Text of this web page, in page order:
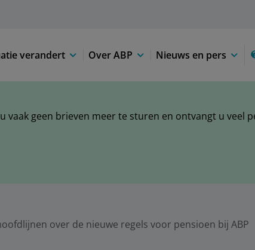
verandert Over ABP Nieuws en pers
vaak geen brieven meer te sturen en ontvangt u veel
over de nieuwe regels voor pensioen bij ABP